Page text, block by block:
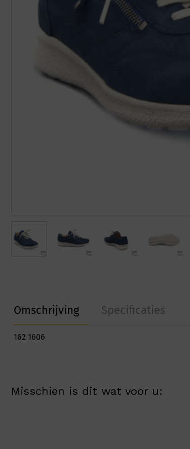
Omschrijving Specificaties
162 1606
Misschien is dit wat voor u: